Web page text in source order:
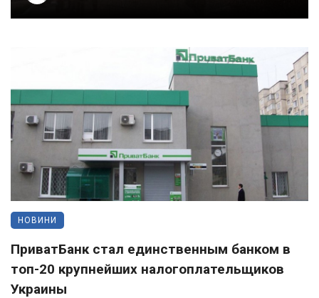
НОВИНИ
ПриватБанк стал единственным банком в
топ-20 крупнейших налогоплательщиков
Украины